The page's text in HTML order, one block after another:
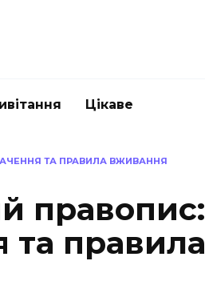
Цікаве
ТА ПРАВИЛА ВЖИВАННЯ
правопис:
та правила